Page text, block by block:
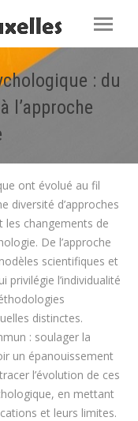
: du
l’approche
ont évolué au fil
diversité d’approches
les changements de
De l’approche
scientifiques et
privilégie l’individualité
distinctes.
: soulager la
un épanouissement
l’évolution de ces
en mettant
et leurs limites.